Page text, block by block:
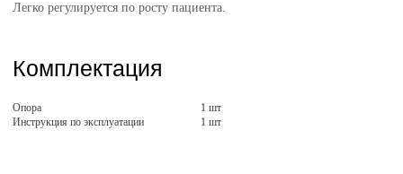
Легко регулируется по росту пациента.
Комплектация
Опора
1 шт
Инструкция по эксплуатации
1 шт